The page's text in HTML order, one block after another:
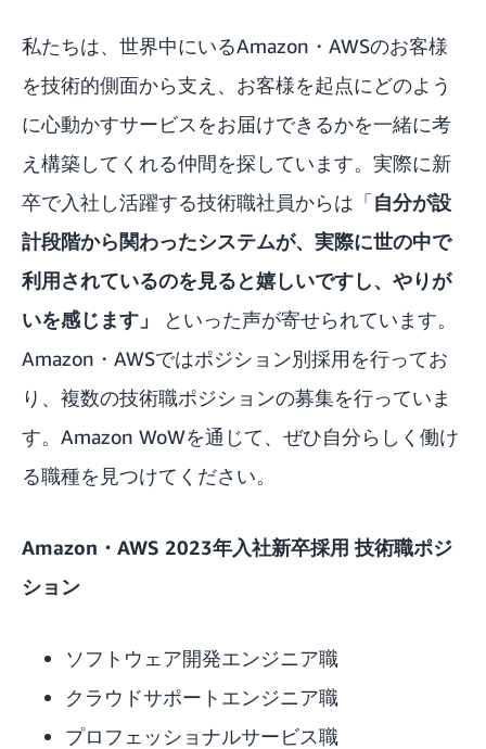
私たちは、世界中にいるAmazon・AWSのお客様
を技術的側面から支え、お客様を起点にどのよう
に心動かすサービスをお届けできるかを一緒に考
え構築してくれる仲間を探しています。実際に新
卒で入社し活躍する技術職社員からは「自分が設
計段階から関わったシステムが、実際に世の中で
利用されているのを見ると嬉しいですし、やりが
いを感じます」
といった声が寄せられています。
Amazon・AWSではポジション別採用を行ってお
り、複数の技術職ポジションの募集を行っていま
す。Amazon WoWを通じて、ぜひ自分らしく働け
る職種を見つけてください。
Amazon・AWS 2023年入社新卒採用 技術職ポジ
ション
ソフトウェア開発エンジニア職
クラウドサポートエンジニア職
プロフェッショナルサービス職